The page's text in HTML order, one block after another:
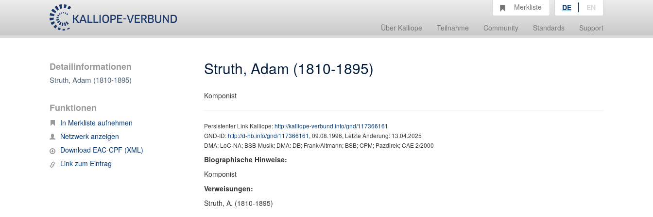
Über Kalliope Teilnahme Community Standards Support
Merkliste DE EN
Detailinformationen
Struth, Adam (1810-1895)
Funktionen
In Merkliste aufnehmen
Netzwerk anzeigen
Download EAC-CPF (XML)
Link zum Eintrag
Struth, Adam (1810-1895)
Komponist
Persistenter Link Kalliope:http://kalliope-verbund.info/gnd/117366161
GND-ID:http://d-nb.info/gnd/117366161, 09.08.1996, Letzte Änderung: 13.04.2025
DMA; LoC-NA; BSB-Musik; DMA: DB; Frank/Altmann; BSB; CPM; Pazdirek; CAE 2/2000
Biographische Hinweise:
Komponist
Verweisungen:
Struth, A. (1810-1895)